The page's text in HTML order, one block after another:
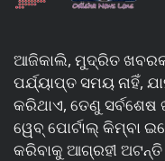
ଆଜିକାଲି, ମୁଦ୍ରିତ
ପର୍ଯ୍ୟାପ୍ତ ସମୟ ନାହିଁ,
କରିଥାଏ, ତେଣୁ ସର୍ବଶେଷ
ୱେବ୍ ପୋର୍ଟାଲ୍ କିମ୍ବା
କରିବାକୁ ଆଗ୍ରହୀ